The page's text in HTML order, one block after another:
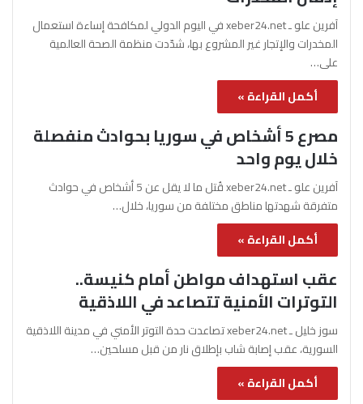
آفرين علو ـ xeber24.net في اليوم الدولي لمكافحة إساءة استعمال
المخدرات والإتجار غير المشروع بها، شدّدت منظمة الصحة العالمية
على…
أكمل القراءة »
مصرع 5 أشخاص في سوريا بحوادث منفصلة
خلال يوم واحد
آفرين علو ـ xeber24.net قُتل ما لا يقل عن 5 أشخاص في حوادث
متفرقة شهدتها مناطق مختلفة من سوريا، خلال…
أكمل القراءة »
عقب استهداف مواطن أمام كنيسة..
التوترات الأمنية تتصاعد في اللاذقية
سوز خليل ـ xeber24.net تصاعدت حدة التوتر الأمني في مدينة اللاذقية
السورية، عقب إصابة شاب بإطلاق نار من قبل مسلحين…
أكمل القراءة »